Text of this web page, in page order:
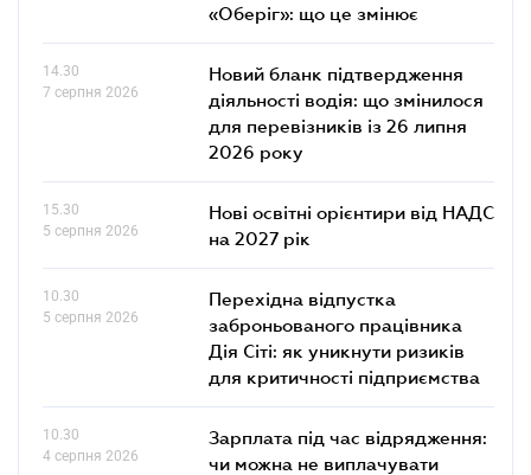
«Оберіг»: що це змінює
14.30
7 серпня 2026
Новий бланк підтвердження
діяльності водія: що змінилося
для перевізників із 26 липня
2026 року
15.30
5 серпня 2026
Нові освітні орієнтири від НАДС
на 2027 рік
10.30
5 серпня 2026
Перехідна відпустка
заброньованого працівника
Дія Сіті: як уникнути ризиків
для критичності підприємства
10.30
4 серпня 2026
Зарплата під час відрядження:
чи можна не виплачувати